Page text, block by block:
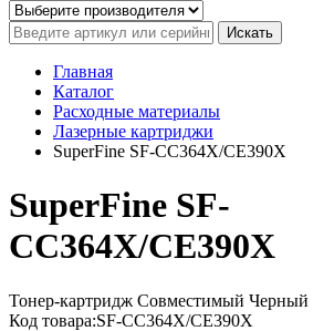
Искать
Главная
Каталог
Расходные материалы
Лазерные картриджи
SuperFine SF-CC364X/CE390X
SuperFine SF-
CC364X/CE390X
Тонер-картридж Совместимый Черный
Код товара:SF-CC364X/CE390X